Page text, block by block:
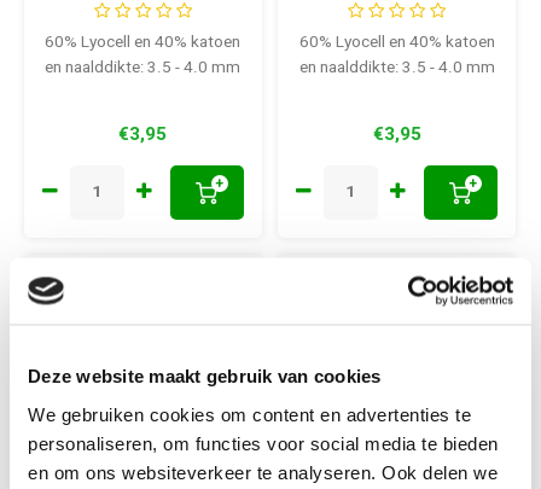
Deze website maakt gebruik van cookies
We gebruiken cookies om content en advertenties te
personaliseren, om functies voor social media te bieden
en om ons websiteverkeer te analyseren. Ook delen we
60% Lyocell en 40% katoen
en naalddikte: 3.5 - 4.0 mm
€3,95
+
60% Lyocell en 40% katoen
en naalddikte: 3.5 - 4.0 mm
€3,95
+